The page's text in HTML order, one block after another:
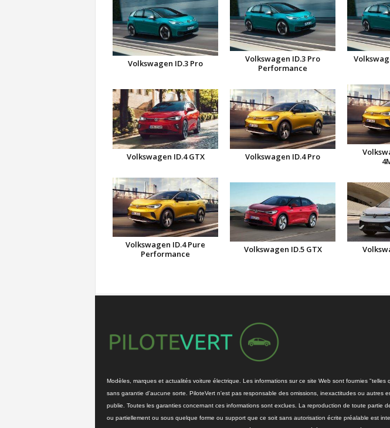
Volkswagen ID.3 Pro
Volkswagen ID.3 Pro
Performance
Volkswagen ID.4 GTX Volkswagen ID.4 Pro
Volkswagen ID.4 Pure
Performance
Volkswagen ID.5 GTX
Modèles, marques et actualités voiture électrique. Les informations sur ce site Web sont fournies "telles
sans garantie d'aucune sorte. PiloteVert n'est pas responsable des omissions, inexactitudes ou autres
publie. Toutes les garanties concernant ces informations sont exclues. La reproduction de toute partie
ou partiellement ou sous quelque forme ou support que ce soit sans autorisation écrite préalable est